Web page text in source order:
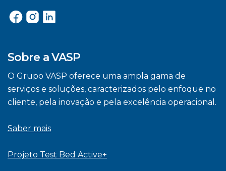
Sobre a VASP
O Grupo VASP oferece uma ampla gama de
serviços e soluções, caracterizados pelo enfoque no
cliente, pela inovação e pela excelência operacional.
Saber mais
Projeto Test Bed Active+